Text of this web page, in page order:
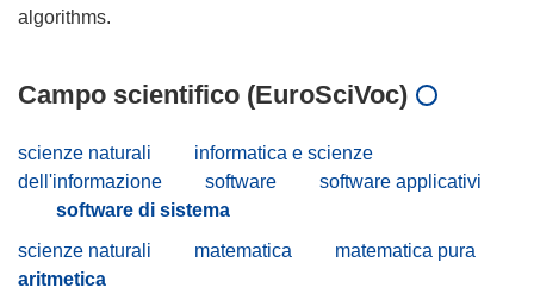
Campo scientifico (EuroSciVoc)
scienze naturali
informatica e scienze
dell'informazione
software
software applicativi
software di sistema
scienze naturali
matematica
matematica pura
aritmetica